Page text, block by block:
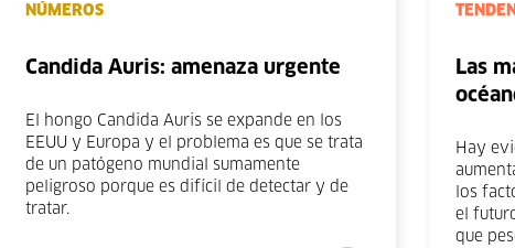
NÚMEROS
Candida Auris: amenaza urgente
El hongo Candida Auris se expande en los
EEUU y Europa y el problema es que se trata
de un patógeno mundial sumamente
peligroso porque es difícil de detectar y de
tratar.
Las
Hay
los
el
que